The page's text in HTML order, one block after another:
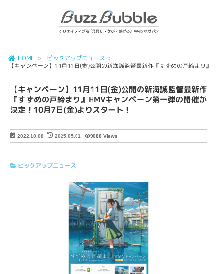
HOME
ピックアップニュース
【キャンペーン】11月11日(金)公開の新海誠監督最新作『すずめの戸締まり
【キャンペーン】11月11日(金)公開の新海誠監督最新作
『すずめの戸締まり』HMVキャンペーン第一弾の開催が
決定！10月7日(金)よりスタート！
2022.10.08 2025.05.01 9088 Views
ピックアップニュース